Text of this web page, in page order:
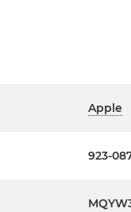
Apple
923-